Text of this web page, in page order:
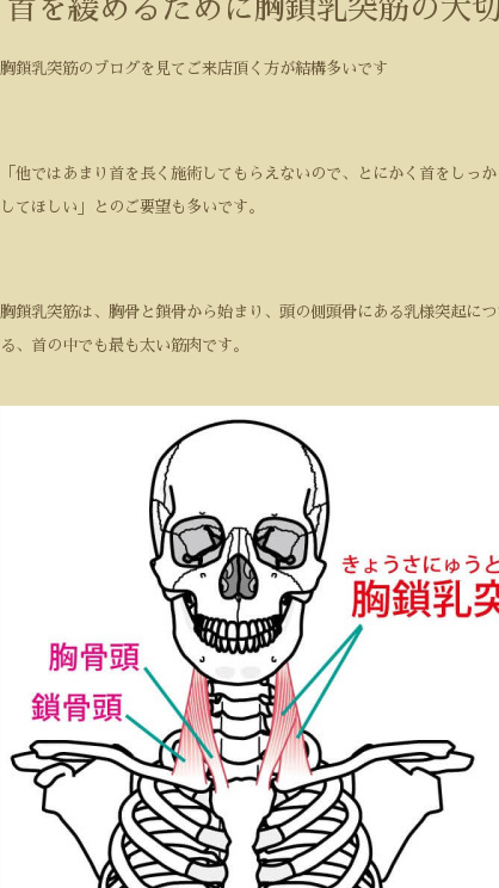
首を緩めるために胸鎖乳突筋の大
胸鎖乳突筋のブログを見てご来店頂く方が結構多いです
「他ではあまり首を長く施術してもらえないので、とにかく首をしっ
してほしい」とのご要望も多いです。
胸鎖乳突筋は、胸骨と鎖骨から始まり、頭の側頭骨にある乳様突起に
る、首の中でも最も太い筋肉です。